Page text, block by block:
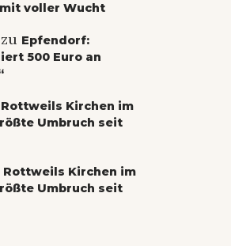
voller Wucht
Epfendorf:
500 Euro an
Rottweils Kirchen im
Umbruch seit
Rottweils Kirchen im
Umbruch seit